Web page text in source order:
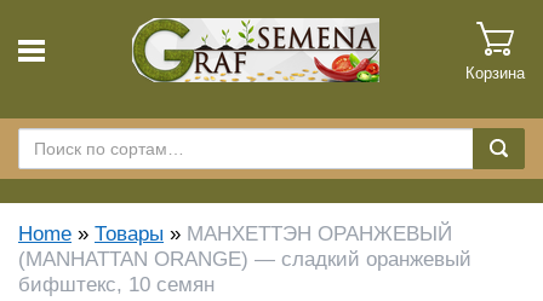
Корзина
Home » Товары » МАНХЕТТЭН ОРАНЖЕВЫЙ
(MANHATTAN ORANGE) — сладкий оранжевый
бифштекс, 10 семян